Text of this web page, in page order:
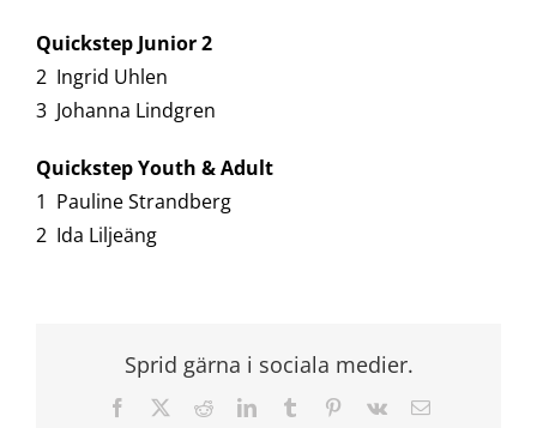
Quickstep Junior 2
2 Ingrid Uhlen
3 Johanna Lindgren
Quickstep Youth & Adult
1 Pauline Strandberg
2 Ida Liljeäng
Sprid gärna i sociala medier.
Facebook RedditLinkedInTumblr Pinterest
Vk
E-